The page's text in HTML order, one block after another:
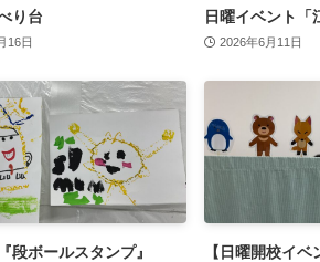
り台
16日
日曜イベント「
2026年6月11日
段ボールスタンプ』
【日曜開校イ